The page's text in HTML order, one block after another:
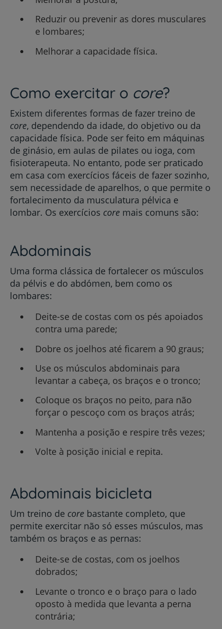
Reduzir ou prevenir as dores musculares
e lombares;
Melhorar a capacidade física.
Como exercitar o core?
Existem diferentes formas de fazer treino de
core, dependendo da idade, do objetivo ou da
capacidade física. Pode ser feito em máquinas
de ginásio, em aulas de pilates ou ioga, com
fisioterapeuta. No entanto, pode ser praticado
em casa com exercícios fáceis de fazer sozinho,
sem necessidade de aparelhos, o que permite o
fortalecimento da musculatura pélvica e
lombar. Os exercícios core mais comuns são:
Abdominais
Uma forma clássica de fortalecer os músculos
da pélvis e do abdómen, bem como os
lombares:
Deite-se de costas com os pés apoiados
contra uma parede;
Dobre os joelhos até ficarem a 90 graus;
Use os músculos abdominais para
levantar a cabeça, os braços e o tronco;
Coloque os braços no peito, para não
forçar o pescoço com os braços atrás;
Mantenha a posição e respire três vezes;
Volte à posição inicial e repita.
Abdominais bicicleta
Um treino de core bastante completo, que
permite exercitar não só esses músculos, mas
também os braços e as pernas:
Deite-se de costas, com os joelhos
dobrados;
Levante o tronco e o braço para o lado
oposto à medida que levanta a perna
contrária;